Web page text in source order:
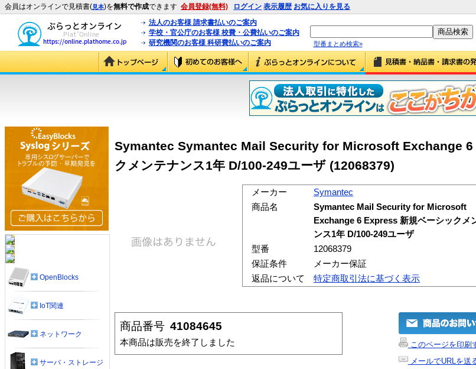
会員はオンラインで見積書(見本)を無料で作成できます 会員登録(無料) ログイン 表示履歴 お気に入りを見る
法人のお客様 請求書払いのご案内
学校・官公庁のお客様 校費・公費払いのご案内
研究機関のお客様 科研費払いのご案内
型番まとめ検索»
Symantec Symantec Mail Security for Microsoft Exchange 6
クメンテナンス1年 D/100-249ユーザ (12068379)
メーカー
Symantec
商品名
Symantec Mail Security for Microsoft
Exchange 6 Express 新規ベーシックメ
ンス1年 D/100-249ユーザ
型番
12068379
保証条件
メーカー保証
返品について
特定商取引法に基づく表示
商品番号 41084645
本商品は販売を終了しました
このページを印刷
メールでURLを送
OpenBlocks
IoT関連
ネットワーク
サーバ・ストレージ